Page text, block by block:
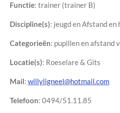
Functie: trainer (trainer B)
Discipline(s): jeugd enAfstand en
Categorieën: pupillen en afstand
Locatie(s): Roeselare & Gits
Mail: willyligneel@hotmail.com
Telefoon: 0494/51.11.85